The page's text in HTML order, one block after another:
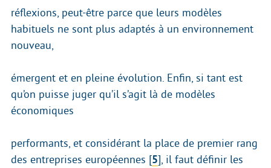
réflexions, peut-être parce que leurs modèles
habituels ne sont plus adaptés à un environnement
nouveau,
émergent et en pleine évolution. Enfin, si tant est
qu’on puisse juger qu’il s’agit là de modèles
économiques
performants, et considérant la place de premier rang
des entreprises européennes [5] , il faut définir les